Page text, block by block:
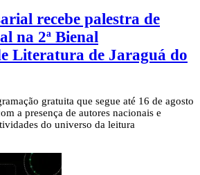
recebe palestra de
na 2ª Bienal
Literatura de Jaraguá do
gratuita que segue até 16 de agosto
a presença de autores nacionais e
do universo da leitura